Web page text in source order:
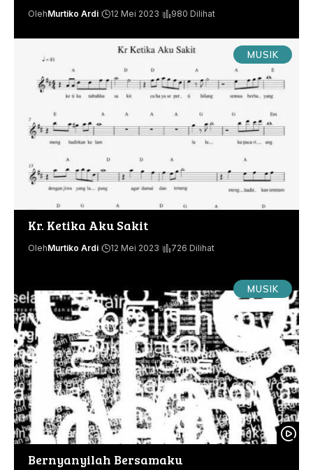
OlehMurtiko Ardi 12 Mei 2023 980 Dilihat
MUSIK
Kr. Ketika Aku Sakit
OlehMurtiko Ardi 12 Mei 2023 726 Dilihat
MUSIK
Bernyanyilah Bersamaku